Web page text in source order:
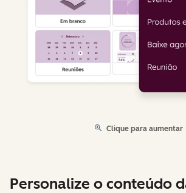
Clique para aumentar
Personalize o conteúdo